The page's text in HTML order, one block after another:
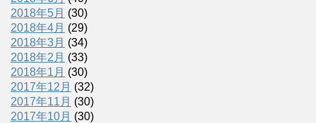
2018年5月 (30)
2018年4月 (29)
2018年3月 (34)
2018年2月 (33)
2018年1月 (30)
2017年12月 (32)
2017年11月 (30)
2017年10月 (30)